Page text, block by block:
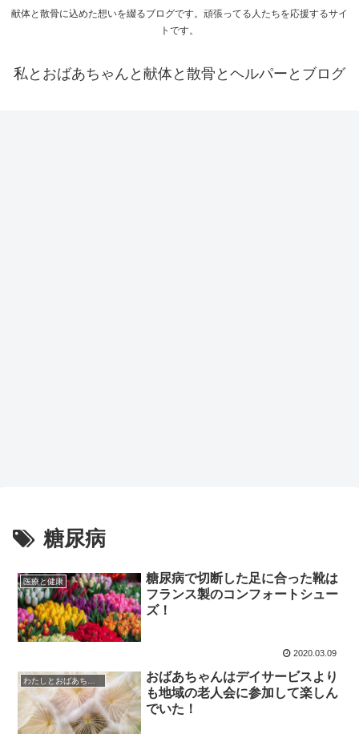
献体と散骨に込めた想いを綴るブログです。頑張ってる人たちを応援するサイ
トです。
私とおばあちゃんと献体と散骨とヘルパーとブログ
糖尿病
医療と健康
糖尿病で切断した足に合った靴は
フランス製のコンフォートシュー
ズ！
2020.03.09
おばあちゃんはデイサービスより
も地域の老人会に参加して楽しん
でいた！